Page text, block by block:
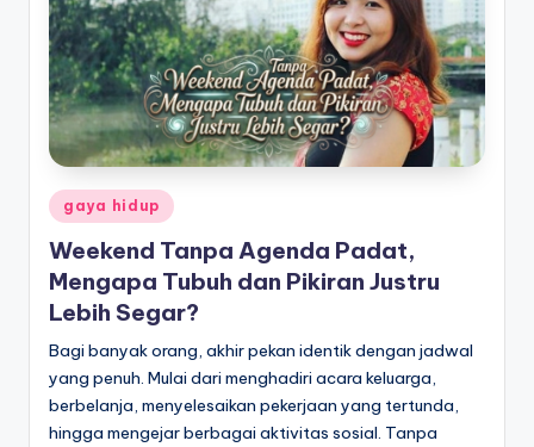
s
P
e
n
o
b
a
t
a
n
untuk
Indonesia
yang
lebih
ceria.
Posted
in
gaya hidup
Weekend Tanpa Agenda Padat,
Mengapa Tubuh dan Pikiran Justru
Lebih Segar?
Bagi banyak orang, akhir pekan identik dengan jadwal
yang penuh. Mulai dari menghadiri acara keluarga,
berbelanja, menyelesaikan pekerjaan yang tertunda,
hingga mengejar berbagai aktivitas sosial. Tanpa